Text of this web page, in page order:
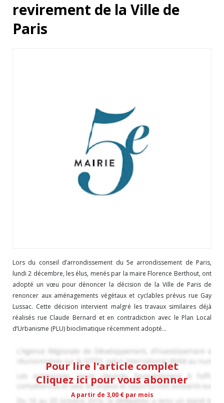
revirement de la Ville de
Paris
Lors du conseil d’arrondissement du 5e arrondissement de Paris,
lundi 2 décembre, les élus, menés par la maire Florence Berthout, ont
adopté un vœu pour dénoncer la décision de la Ville de Paris de
renoncer aux aménagements végétaux et cyclables prévus rue Gay
Lussac. Cette décision intervient malgré les travaux similaires déjà
réalisés rue Claude Bernard et en contradiction avec le Plan Local
d’Urbanisme (PLU) bioclimatique récemment adopté...
Pour lire l'article complet
Cliquez ici pour vous abonner
A partir de 3,00 € par mois